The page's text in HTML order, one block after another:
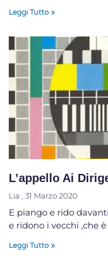
Leggi Tutto »
L’appello Ai
Lia 31 Marzo 2020
E piango e rido
e ridono i vecchi ,che
Leggi Tutto »